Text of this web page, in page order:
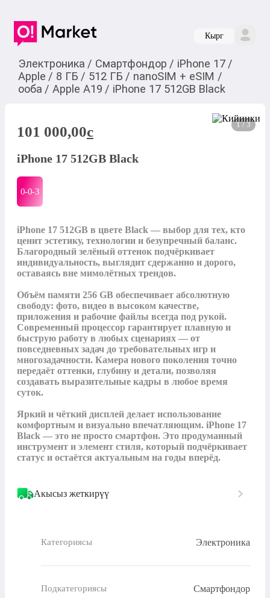
Кырг
Электроника / Смартфондор / iPhone 17 /
Apple / 8 ГБ / 512 ГБ / nanoSIM + eSIM /
ооба / Apple A19 / iPhone 17 512GB Black
1 / 3
101 000,00c
iPhone 17 512GB Black
0-0-3
iPhone 17 512GB в цвете Black — выбор для тех, кто
ценит эстетику, технологии и безупречный баланс.
Благородный зелёный оттенок подчёркивает
индивидуальность, выглядит сдержанно и дорого,
оставаясь вне мимолётных трендов.
Объём памяти 256 GB обеспечивает абсолютную
свободу: фото, видео в высоком качестве,
приложения и рабочие файлы всегда под рукой.
Современный процессор гарантирует плавную и
быструю работу в любых сценариях — от
повседневных задач до требовательных игр и
многозадачности. Камера нового поколения точно
передаёт оттенки, глубину и детали, позволяя
создавать выразительные кадры в любое время
суток.
Яркий и чёткий дисплей делает использование
комфортным и визуально впечатляющим. iPhone 17
Black — это не просто смартфон. Это продуманный
инструмент и элемент стиля, который подчёркивает
статус и остаётся актуальным на годы вперёд.
Акысыз жеткирүү
Категориясы Электроника
Подкатегориясы Смартфондор